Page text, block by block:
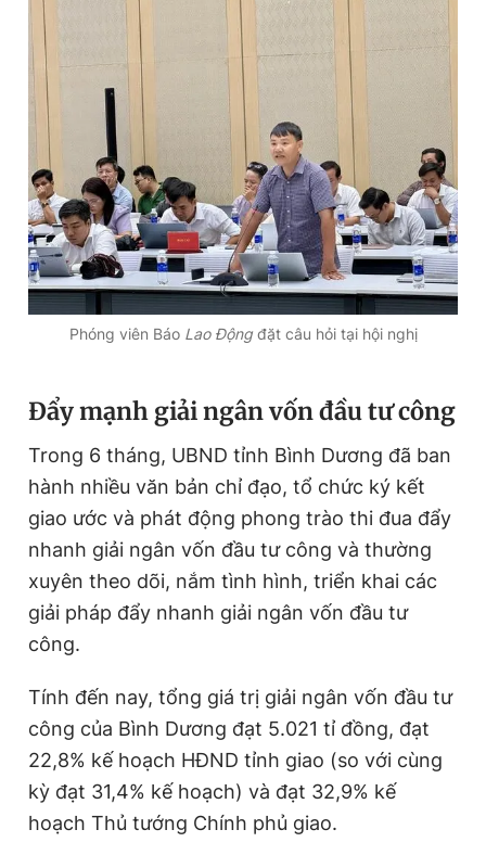
Phóng viên Báo Lao Độngđặt câu hỏi tại hội nghị
Đẩy mạnh giải ngân vốn đầu tư công
Trong 6 tháng, UBND tỉnh Bình Dương đã ban
hành nhiều văn bản chỉ đạo, tổ chức ký kết
giao ước và phát động phong trào thi đua đẩy
nhanh giải ngân vốn đầu tư công và thường
xuyên theo dõi, nắm tình hình, triển khai các
giải pháp đẩy nhanh giải ngân vốn đầu tư
công.
Tính đến nay, tổng giá trị giải ngân vốn đầu tư
công của Bình Dương đạt 5.021 tỉ đồng, đạt
22,8% kế hoạch HĐND tỉnh giao (so với cùng
kỳ đạt 31,4% kế hoạch) và đạt 32,9% kế
hoạch Thủ tướng Chính phủ giao.